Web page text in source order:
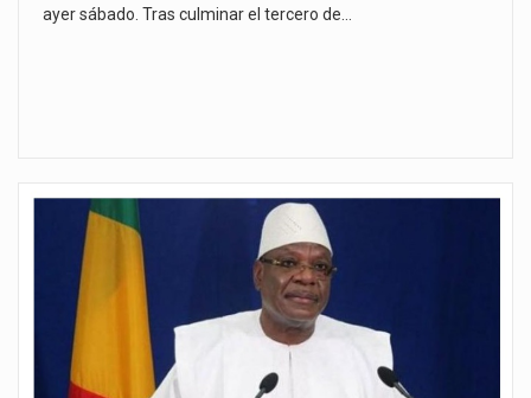
ayer sábado. Tras culminar el tercero de…